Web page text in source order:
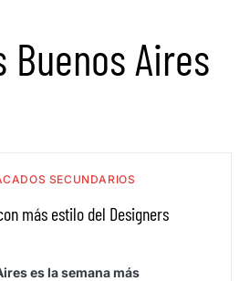
Buenos Aires
SECUNDARIOS
más estilo del Designers
es la semana más